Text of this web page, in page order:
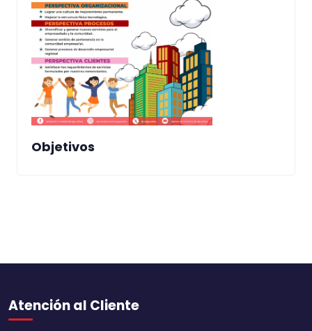
Objetivos
Atención al Cliente